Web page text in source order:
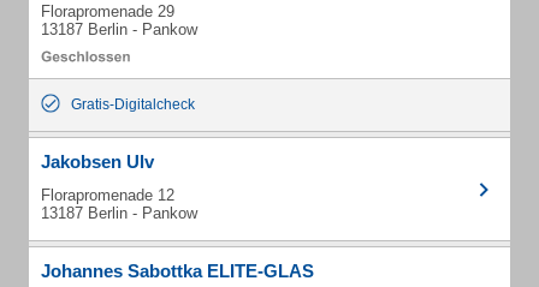
Florapromenade 29
13187 Berlin - Pankow
Gratis-Digitalcheck
Jakobsen Ulv
Florapromenade 12
13187 Berlin - Pankow
Johannes Sabottka ELITE-GLAS